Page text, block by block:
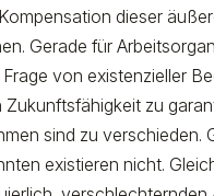
dieser
Gerade für
von existenzieller
zu
sind zu verschieden.
existieren nicht.